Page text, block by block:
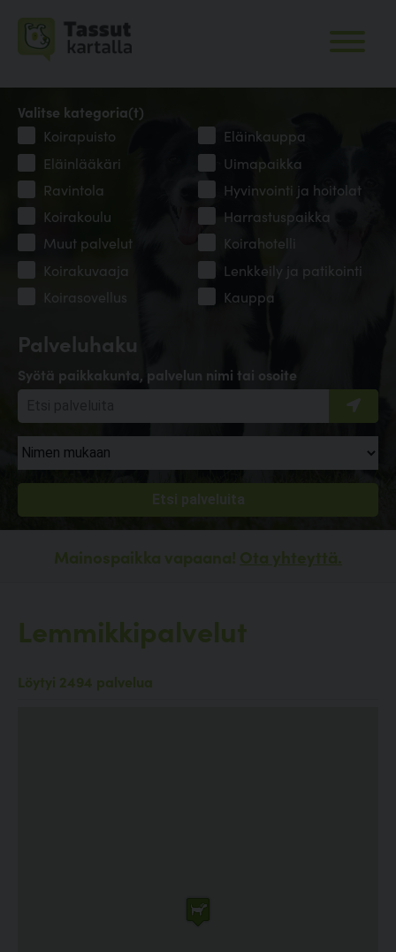
Palveluhaku
Syötä paikkakunta, palvelun nimi tai osoite
Valitse kategoria(t)
Koirapuisto
Eläinkauppa
Eläinlääkäri
Uimapaikka
Ravintola
Hyvinvointi ja hoitolat
Koirakoulu
Harrastuspaikka
Muut palvelut
Koirahotelli
Koirakuvaaja
Lenkkeily ja patikointi
Koirasovellus
Kauppa
Mainospaikka vapaana! Ota yhteyttä.
Lemmikkipalvelut
Löytyi 2494 palvelua